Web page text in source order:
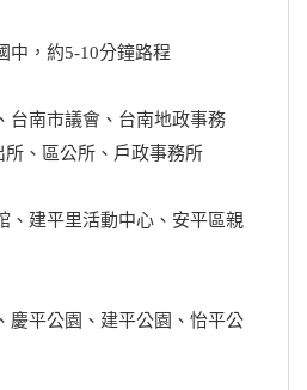
中，約5-10分鐘路程
台南市議會、台南地政事務
、區公所、戶政事務所
、建平里活動中心、安平區親
慶平公園、建平公園、怡平公